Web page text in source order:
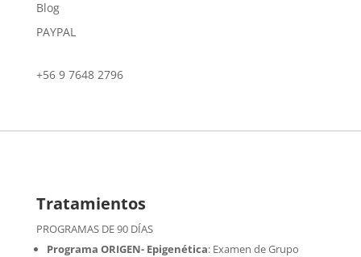
Blog
PAYPAL
+56 9 7648 2796
Tratamientos
PROGRAMAS DE 90 DÍAS
Programa ORIGEN- Epigenética:Examen de Grupo